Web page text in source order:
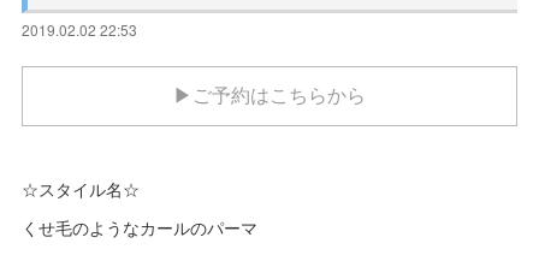
2019.02.02 22:53
▶ご予約はこちらから
☆スタイル名☆
くせ毛のようなカールのパーマ